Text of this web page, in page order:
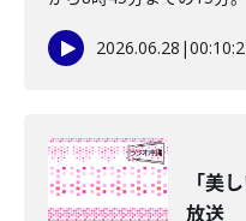
2026.06.28 |
「美
放送